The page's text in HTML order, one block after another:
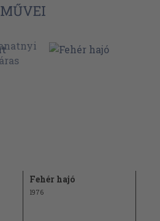
MŰVEI
Fehér hajó
1976